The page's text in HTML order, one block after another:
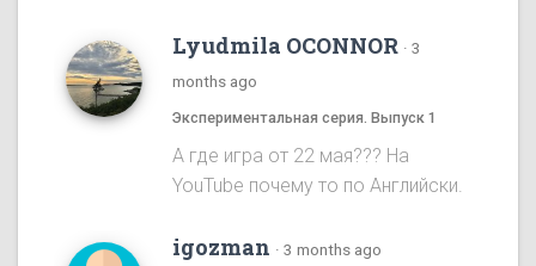
Lyudmila OCONNOR · 3
months ago
Экспериментальная серия. Выпуск 1
А где игра от 22 мая??? На
YouTube почему то по Английски.
igozman · 3 months ago